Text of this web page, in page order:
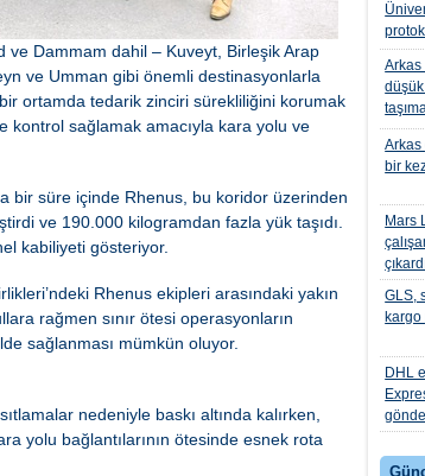
Arkas
Arkas
bir
Mars
GLS,
kargo
DHL
ve Dammam dahil – Kuveyt, Birleşik Arap
ve Umman gibi önemli destinasyonlarla
ortamda tedarik zinciri sürekliliğini korumak
kontrol sağlamak amacıyla kara yolu ve
bir süre içinde Rhenus, bu koridor üzerinden
ve 190.000 kilogramdan fazla yük taşıdı.
kabiliyeti gösteriyor.
Rhenus ekipleri arasındaki yakın
rağmen sınır ötesi operasyonların
sağlanması mümkün oluyor.
nedeniyle baskı altında kalırken,
yolu bağlantılarının ötesinde esnek rota